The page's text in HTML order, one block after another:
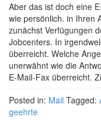
Aber das ist doch eine
wie persönlich. in Ihren
zunächst Verfügungen
Jobcenters. In
überreicht. Welche
unerwähnt wie die
E-Mail-Fax überreicht.
Posted in: Mail Tagged:
geehrte